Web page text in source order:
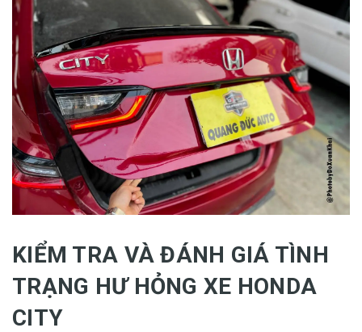
KIỂM TRA VÀ ĐÁNH GIÁ TÌNH
TRẠNG HƯ HỎNG XE HONDA
CITY